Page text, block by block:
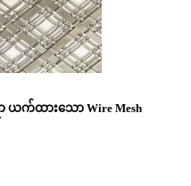
ယက်ထားသော Wire Mesh